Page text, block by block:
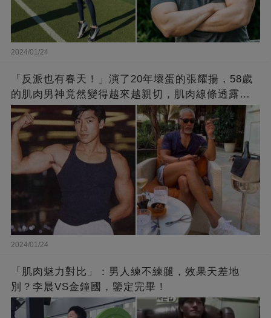
2024/01/24
「反派也有春天！」演了20年壞蛋的張耀揚，58歲
的肌肉男神竟然變得越來越親切，肌肉線條透露了
他的秘密！
2024/01/24
「肌肉魅力對比」：男人練不練腿，效果天差地
別？李晨VS金鐘國，鑒定完畢！